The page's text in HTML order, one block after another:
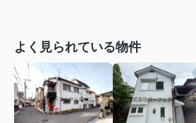
よく見られている物件